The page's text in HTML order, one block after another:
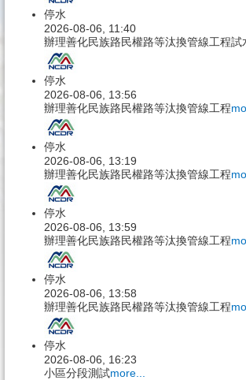
停水
2026-08-06, 11:40
辦理善化民族路民權路等汰換管線工程試
停水
2026-08-06, 13:56
辦理善化民族路民權路等汰換管線工程
停水
2026-08-06, 13:19
辦理善化民族路民權路等汰換管線工程
停水
2026-08-06, 13:59
辦理善化民族路民權路等汰換管線工程
停水
2026-08-06, 13:58
辦理善化民族路民權路等汰換管線工程
停水
2026-08-06, 16:23
小區分段測試more...